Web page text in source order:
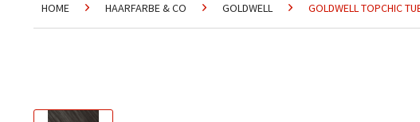
HOME HAARFARBE & CO GOLDWELL GOLDWELL TOPCHIC